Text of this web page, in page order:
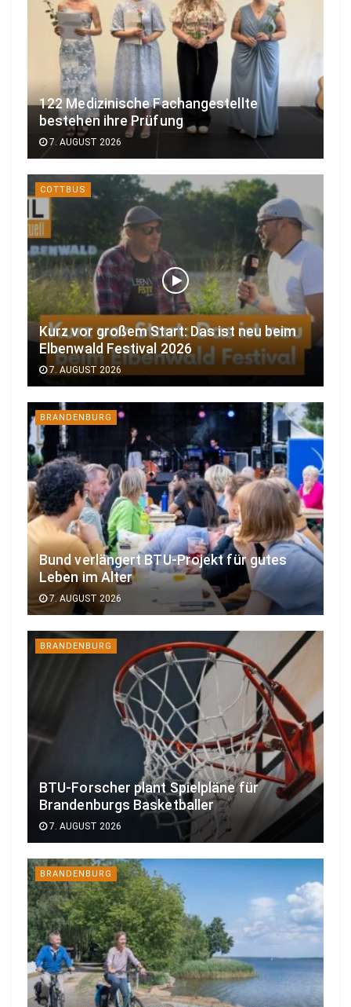
122 Medizinische Fachangestellte
bestehen ihre Prüfung
7. AUGUST 2026
COTTBUS
Kurz vor großem Start: Das ist neu beim
Elbenwald Festival 2026
7. AUGUST 2026
BRANDENBURG
Bund verlängert BTU-Projekt für gutes
Leben im Alter
7. AUGUST 2026
BRANDENBURG
BTU-Forscher plant Spielpläne für
Brandenburgs Basketballer
7. AUGUST 2026
BRANDENBURG